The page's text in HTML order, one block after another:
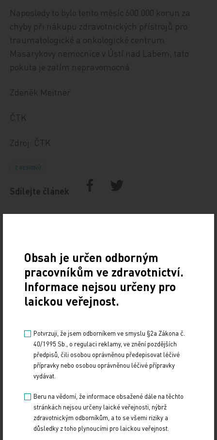
Naposledy to bylo tento měsíc 600.000 korun za
chyby při nákupu zdravotnických přístrojů pro
traumatologické a onkologické centrum
Masarykovy nemocnice v Ústí nad Labem, tato
pokuta je zatím nepravomocná.
Zdeněk Meitner
ČTK
Zdroj: ČTK
Z REGIONŮ
Sdílejte článek
Doporučené
19. světový kongres Controversies in Neurology
(CONy)
10. 3. 2025
19. světový kongres Controversies in Neurology (CONy)
se bude konat v termínu 20.–22. března 2025 v Praze.
Vystavování ePoukazů
Obsah je určen odborným
pracovníkům ve zdravotnictví.
Informace nejsou určeny pro
laickou veřejnost.
Potvrzuji, že jsem odborníkem ve smyslu §2a Zákona č.
40/1995 Sb., o regulaci reklamy, ve znění pozdějších
předpisů, čili osobou oprávněnou předepisovat léčivé
přípravky nebo osobou oprávněnou léčivé přípravky
vydávat.
Beru na vědomí, že informace obsažené dále na těchto
stránkách nejsou určeny laické veřejnosti, nýbrž
zdravotnickým odborníkům, a to se všemi riziky a
důsledky z toho plynoucími pro laickou veřejnost.